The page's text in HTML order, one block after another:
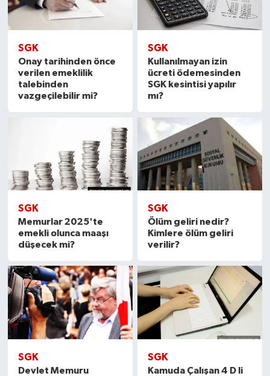
SGK
Onay tarihinden önce
verilen emeklilik
talebinden
vazgeçilebilir mi?
SGK
Kullanılmayan izin
ücreti ödemesinden
SGK kesintisi yapılır
mı?
SGK
Memurlar 2025'te
emekli olunca maaşı
düşecek mi?
SGK
Ölüm geliri nedir?
Kimlere ölüm geliri
verilir?
SGK
Devlet Memuru
SGK
Kamuda Çalışan 4 D li